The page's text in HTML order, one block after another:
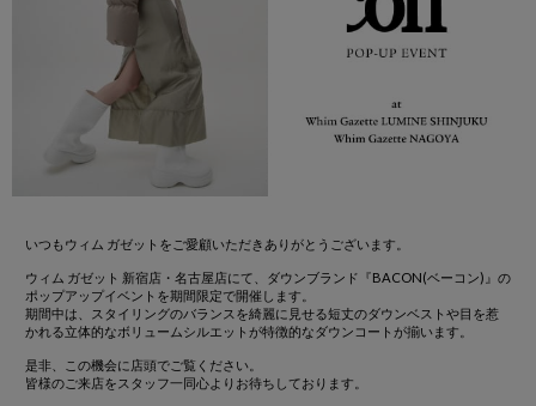
いつもウィム ガゼットをご愛顧いただきありがとうございます。
ウィム ガゼット 新宿店・名古屋店にて、ダウンブランド『BACON(ベーコン)』の
ポップアップイベントを期間限定で開催します。
期間中は、スタイリングのバランスを綺麗に見せる短丈のダウンベストや目を惹
かれる立体的なボリュームシルエットが特徴的なダウンコートが揃います。
是非、この機会に店頭でご覧ください。
皆様のご来店をスタッフ一同心よりお待ちしております。